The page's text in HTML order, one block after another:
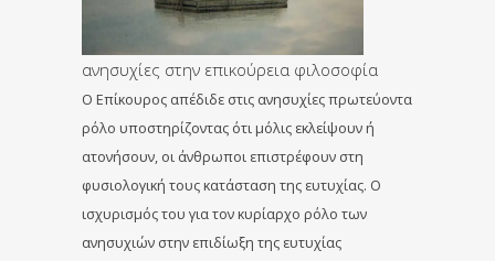
ανησυχίες στην επικούρεια φιλοσοφία
Ο Επίκουρος απέδιδε στις ανησυχίες πρωτεύοντα
ρόλο υποστηρίζοντας ότι μόλις εκλείψουν ή
ατονήσουν, οι άνθρωποι επιστρέφουν στη
φυσιολογική τους κατάσταση της ευτυχίας. Ο
ισχυρισμός του για τον κυρίαρχο ρόλο των
ανησυχιών στην επιδίωξη της ευτυχίας